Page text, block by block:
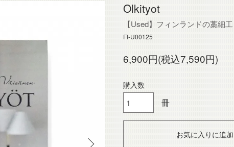
Olkityot
【Used】フィンランドの藁細工
FI-U00125
6,900円(税込7,590円)
購入数
冊
お気に入りに追加